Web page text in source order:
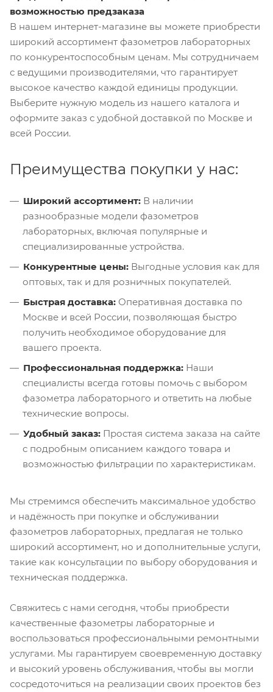
возможностью предзаказа
В нашем интернет-магазине вы можете приобрести
широкий ассортимент фазометров лабораторных
по конкурентоспособным ценам. Мы сотрудничаем
с ведущими производителями, что гарантирует
высокое качество каждой единицы продукции.
Выберите нужную модель из нашего каталога и
оформите заказ с удобной доставкой по Москве и
всей России.
Преимущества покупки у нас:
Широкий ассортимент: В наличии
разнообразные модели фазометров
лабораторных, включая популярные и
специализированные устройства.
Конкурентные цены: Выгодные условия как для
оптовых, так и для розничных покупателей.
Быстрая доставка: Оперативная доставка по
Москве и всей России, позволяющая быстро
получить необходимое оборудование для
вашего проекта.
Профессиональная поддержка: Наши
специалисты всегда готовы помочь с выбором
фазометра лабораторного и ответить на любые
технические вопросы.
Удобный заказ: Простая система заказа на сайте
с подробным описанием каждого товара и
возможностью фильтрации по характеристикам.
Мы стремимся обеспечить максимальное удобство
и надёжность при покупке и обслуживании
фазометров лабораторных, предлагая не только
широкий ассортимент, но и дополнительные услуги,
такие как консультации по выбору оборудования и
техническая поддержка.
Свяжитесь с нами сегодня, чтобы приобрести
качественные фазометры лабораторные и
воспользоваться профессиональными ремонтными
услугами. Мы гарантируем своевременную доставку
и высокий уровень обслуживания, чтобы вы могли
сосредоточиться на реализации своих проектов без